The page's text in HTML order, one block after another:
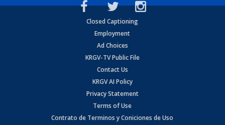
Closed Captioning
Employment
Ad Choices
KRGV-TV Public File
Contact Us
KRGV AI Policy
Privacy Statement
Terms of Use
Contrato de Terminos y Coniciones de Uso